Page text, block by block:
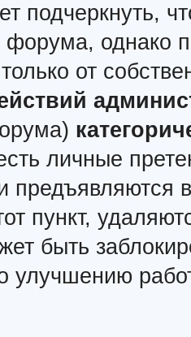
подчеркнуть,
однако
от
личные
пункт,
быть
улучшению